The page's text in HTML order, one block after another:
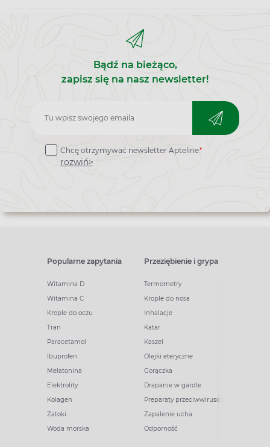
Bądź na bieżąco,
zapisz się na nasz newsletter!
Zapisz
newslettera
Chcę otrzymywać newsletter Apteline*
rozwiń>
Popularne zapytania
Witamina D
Witamina C
Krople do oczu
Tran
Paracetamol
Ibuprofen
Melatonina
Elektrolity
Kolagen
Zatoki
Woda morska
Przeziębienie i grypa
Termometry
Krople do nosa
Inhalacje
Katar
Kaszel
Olejki eteryczne
Gorączka
Drapanie w gardle
Preparaty przeciwwirusowe
Zapalenie ucha
Odporność